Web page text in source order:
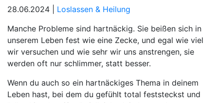
28.06.2024 | Loslassen & Heilung
Manche Probleme sind hartnäckig. Sie beißen sich in
unserem Leben fest wie eine Zecke, und egal wie viel
wir versuchen und wie sehr wir uns anstrengen, sie
werden oft nur schlimmer, statt besser.
Wenn du auch so ein hartnäckiges Thema in deinem
Leben hast, bei dem du gefühlt total feststeckst und